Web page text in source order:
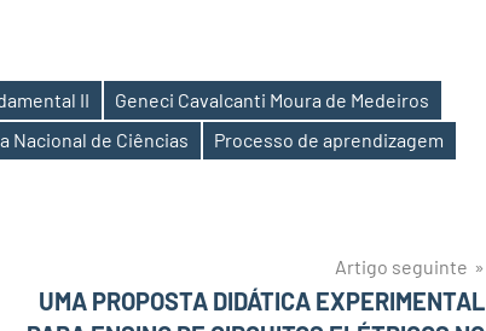
II
Geneci Cavalcanti Moura de Medeiros
Nacional de Ciências
Processo de aprendizagem
Artigo seguinte
UMA PROPOSTA DIDÁTICA EXPERIMENTAL